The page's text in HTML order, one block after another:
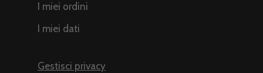
I miei ordini
I miei dati
Gestisci privacy